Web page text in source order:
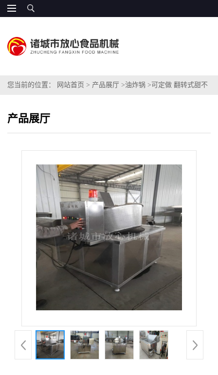
您当前的位置： 网站首页 > 产品展厅 >油炸锅 > 可定做 翻转式甜不
产品展厅